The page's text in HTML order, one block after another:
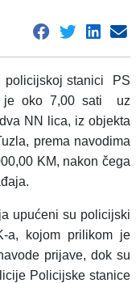
policijskoj stanici PS
je oko 7,00 sati uz
NN lica, iz objekta
prema navodima
KM, nakon čega
upućeni su policijski
a, kojom prilikom je
prijave, dok su
Policijske stanice